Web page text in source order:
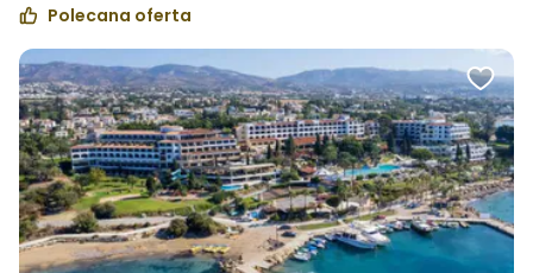
Polecana oferta